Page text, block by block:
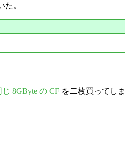
。
8GByte の CF を二枚買ってし